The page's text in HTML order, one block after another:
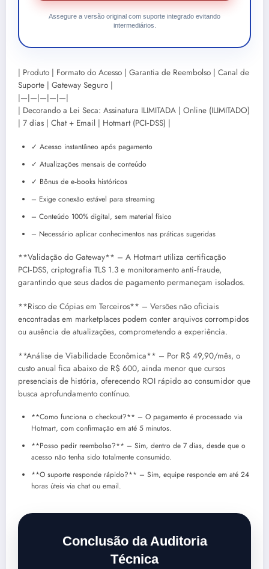
Assegure a versão original com suporte integrado evitando
intermediários.
| Produto | Formato do Acesso | Garantia de Reembolso | Canal de
Suporte | Gateway Seguro |
|—|—|—|—|—|
| Decorando a Lei Seca: Assinatura ILIMITADA | Online (ILIMITADO)
| 7 dias | Chat + Email | Hotmart (PCI‑DSS) |
✓ Acesso instantâneo após pagamento
✓ Atualizações mensais de conteúdo
✓ Bônus de e‑books históricos
– Exige conexão estável para streaming
– Conteúdo 100% digital, sem material físico
– Necessário aplicar conhecimentos nas práticas sugeridas
**Validação do Gateway** – A Hotmart utiliza certificação
PCI‑DSS, criptografia TLS 1.3 e monitoramento anti‑fraude,
garantindo que seus dados de pagamento permaneçam isolados.
**Risco de Cópias em Terceiros** – Versões não oficiais
encontradas em marketplaces podem conter arquivos corrompidos
ou ausência de atualizações, comprometendo a experiência.
**Análise de Viabilidade Econômica** – Por R$ 49,90/mês, o
custo anual fica abaixo de R$ 600, ainda menor que cursos
presenciais de história, oferecendo ROI rápido ao consumidor que
busca aprofundamento contínuo.
**Como funciona o checkout?** – O pagamento é processado via
Hotmart, com confirmação em até 5 minutos.
**Posso pedir reembolso?** – Sim, dentro de 7 dias, desde que o
acesso não tenha sido totalmente consumido.
**O suporte responde rápido?** – Sim, equipe responde em até 24
horas úteis via chat ou email.
Conclusão da Auditoria
Técnica